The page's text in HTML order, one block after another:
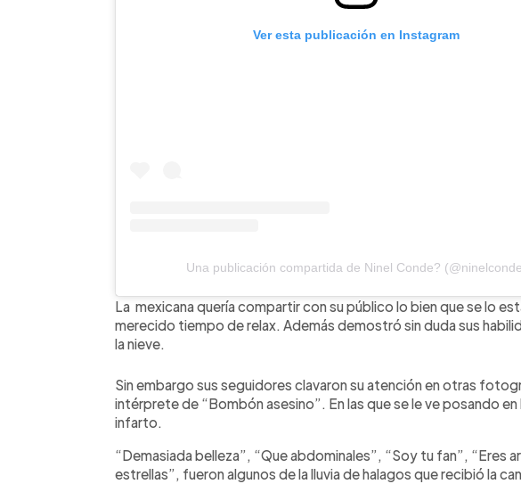
Ver esta publicación en Instagram
Una publicación compartida de Ninel Conde?
La mexicana quería compartir con su público lo bien que se lo
merecido tiempo de relax. Además demostró sin duda sus
la nieve.
Sin embargo sus seguidores clavaron su atención en otras
intérprete de “Bombón asesino”. En las que se le ve posando en
infarto.
“Demasiada belleza”, “Que abdominales”, “Soy tu fan”, “Eres
estrellas”, fueron algunos de la lluvia de halagos que recibió la